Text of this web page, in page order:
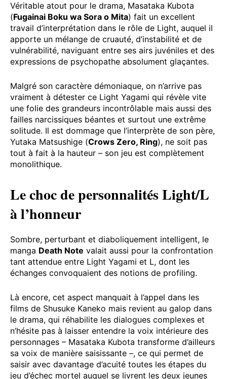
Véritable atout pour le drama, Masataka Kubota
(Fugainai Boku wa Sora o Mita) fait un excellent
travail d’interprétation dans le rôle de Light, auquel il
apporte un mélange de cruauté, d’instabilité et de
vulnérabilité, naviguant entre ses airs juvéniles et des
expressions de psychopathe absolument glaçantes.
Malgré son caractère démoniaque, on n’arrive pas
vraiment à détester ce Light Yagami qui révèle vite
une folie des grandeurs incontrôlable mais aussi des
failles narcissiques béantes et surtout une extrême
solitude. Il est dommage que l’interprète de son père,
Yutaka Matsushige (Crows Zero, Ring), ne soit pas
tout à fait à la hauteur – son jeu est complètement
monolithique.
Le choc de personnalités Light/L
à l’honneur
Sombre, perturbant et diaboliquement intelligent, le
manga Death Note valait aussi pour la confrontation
tant attendue entre Light Yagami et L, dont les
échanges convoquaient des notions de profiling.
Là encore, cet aspect manquait à l’appel dans les
films de Shusuke Kaneko mais revient au galop dans
le drama, qui réhabilite les dialogues complexes et
n’hésite pas à laisser entendre la voix intérieure des
personnages – Masataka Kubota transforme d’ailleurs
sa voix de manière saisissante –, ce qui permet de
saisir avec davantage d’acuité toutes les étapes du
jeu d’échec mortel auquel se livrent les deux jeunes